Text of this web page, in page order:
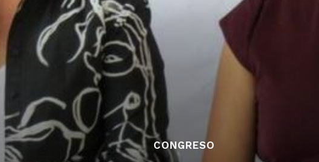
CONGRESO